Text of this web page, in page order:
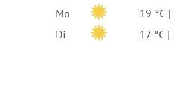
Mo
19 °C |
Di
17 °C |